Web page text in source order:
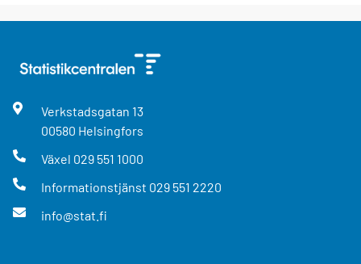
Verkstadsgatan 13
00580 Helsingfors
Växel 029 551 1000
Informationstjänst 029 551 2220
info@stat.fi